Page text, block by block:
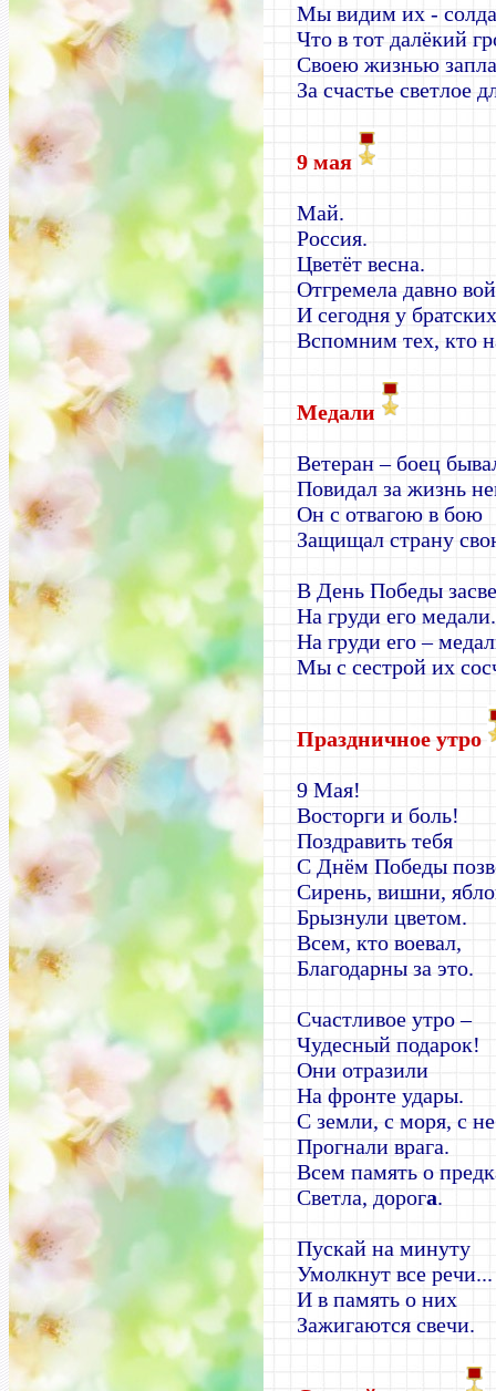
Мы видим их -
Что в тот далёкий
Своею жизнью
За счастье светлое
9 мая
Май.
Россия.
Цветёт весна.
Отгремела давно
И сегодня у
Вспомним тех, кто
Медали
Ветеран – боец
Повидал за жизнь
Он с отвагою в бою
Защищал страну
В День Победы
На груди его медали.
На груди его –
Мы с сестрой их
Праздничное утро
9 Мая!
Восторги и боль!
Поздравить тебя
С Днём Победы
Сирень, вишни,
Брызнули цветом.
Всем, кто воевал,
Благодарны за это.
Счастливое утро –
Чудесный подарок!
Они отразили
На фронте удары.
С земли, с моря, с
Прогнали врага.
Всем память о
Светла, дорога.
Пускай на минуту
Умолкнут все речи...
И в память о них
Зажигаются свечи.